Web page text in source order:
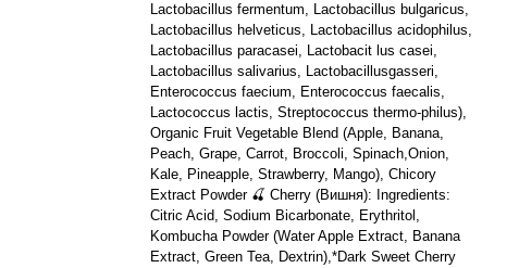
Lactobacillus fermentum, Lactobacillus bulgaricus,
Lactobacillus helveticus, Lactobacillus acidophilus,
Lactobacillus paracasei, Lactobacit lus casei,
Lactobacillus salivarius, Lactobacillusgasseri,
Enterococcus faecium, Enterococcus faecalis,
Lactococcus lactis, Streptococcus thermo-philus),
Organic Fruit Vegetable Blend (Apple, Banana,
Peach, Grape, Carrot, Broccoli, Spinach,Onion,
Kale, Pineapple, Strawberry, Mango), Chicory
Extract Powder 🍒 Cherry (Вишня): Ingredients:
Citric Acid, Sodium Bicarbonate, Erythritol,
Kombucha Powder (Water Apple Extract, Banana
Extract, Green Tea, Dextrin),*Dark Sweet Cherry